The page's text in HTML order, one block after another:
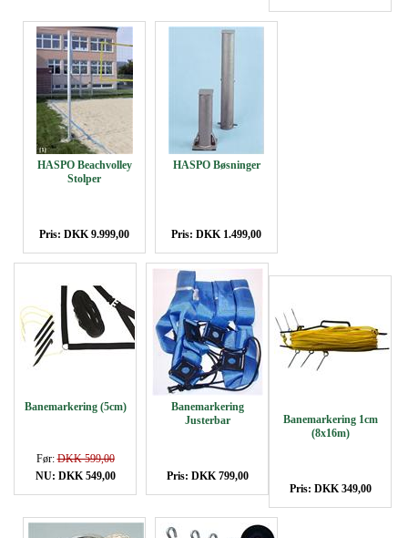
HASPO Beachvolley
Stolper
Pris: DKK 9.999,00
HASPO Bøsninger
Pris: DKK 1.499,00
Banemarkering (5cm)
Før:DKK 599,00
NU: DKK 549,00
Banemarkering
Justerbar
Pris: DKK 799,00
Banemarkering 1cm
(8x16m)
Pris: DKK 349,00